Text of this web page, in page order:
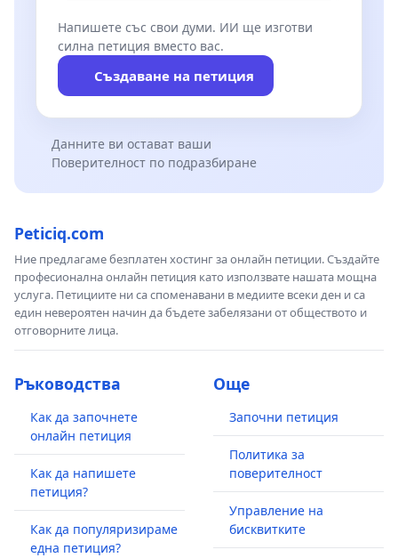
Напишете със свои думи. ИИ ще изготви
силна петиция вместо вас.
Създаване на петиция
Данните ви остават ваши
Поверителност по подразбиране
Peticiq.com
Ние предлагаме безплатен хостинг за онлайн петиции. Създайте
професионална онлайн петиция като използвате нашата мощна
услуга. Петициите ни са споменавани в медиите всеки ден и са
един невероятен начин да бъдете забелязани от обществото и
отговорните лица.
Ръководства
Как да започнете
онлайн петиция
Как да напишете
петиция?
Как да популяризираме
една петиция?
Още
Започни петиция
Политика за
поверителност
Управление на
бисквитките